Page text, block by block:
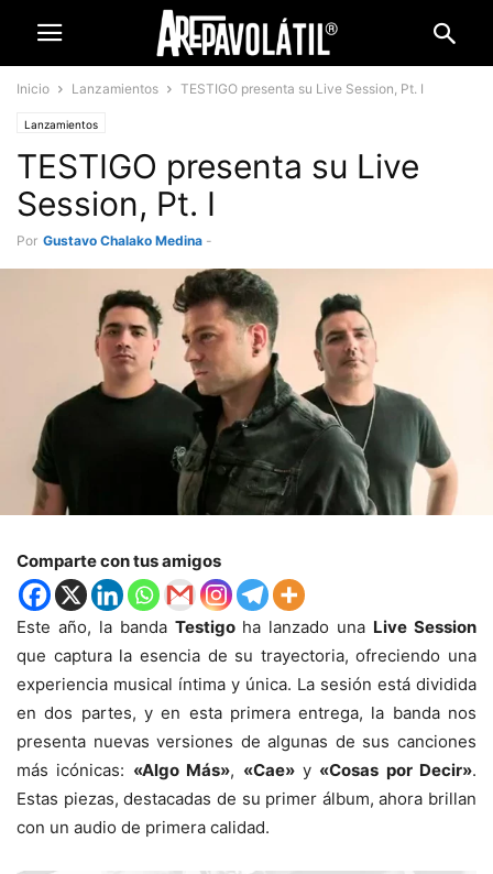
Inicio Lanzamientos TESTIGO presenta su Live Session, Pt. I
Lanzamientos
TESTIGO presenta su Live
Session, Pt. I
Por Gustavo Chalako Medina -
Comparte con tus amigos
Este año, la banda Testigoha lanzado una Live Session
que captura la esencia de su trayectoria, ofreciendo una
experiencia musical íntima y única. La sesión está dividida
en dos partes, y en esta primera entrega, la banda nos
presenta nuevas versiones de algunas de sus canciones
más icónicas: «Algo Más», «Cae»y «Cosas por Decir».
Estas piezas, destacadas de su primer álbum, ahora brillan
con un audio de primera calidad.